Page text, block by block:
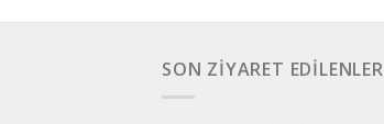
SON ZIYARET EDILENLER